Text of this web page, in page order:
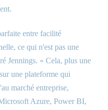
entre facilité
ce qui n'est pas une
Jennings. « Cela, plus une
une plateforme qui
marché entreprise,
Azure, Power BI,